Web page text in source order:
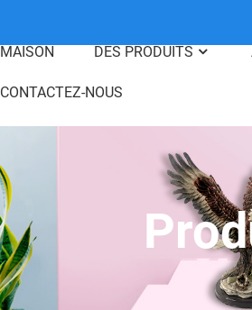
MAISON
DES PRODUITS
CONTACTEZ-NOUS